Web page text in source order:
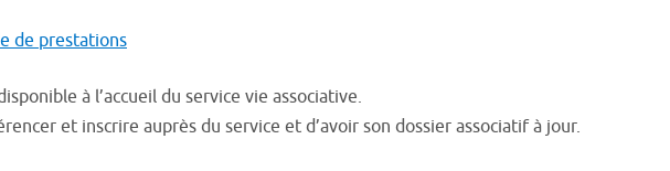
de prestations
à l’accueil du service vie associative.
et inscrire auprès du service et d’avoir son dossier associatif à jour.